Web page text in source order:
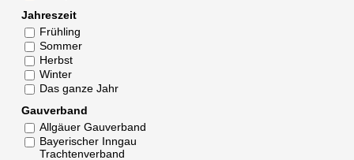
Jahreszeit
Frühling
Sommer
Herbst
Winter
Das ganze Jahr
Gauverband
Allgäuer Gauverband
Bayerischer Inngau
Trachtenverband